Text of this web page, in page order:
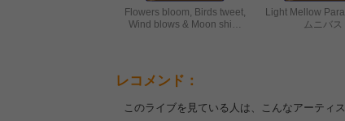
Flowers bloom, Birds tweet,
Wind blows & Moon shi…
Light Mellow
ムニバス
レコメンド：
このライブを見ている人は、こんなアーティ